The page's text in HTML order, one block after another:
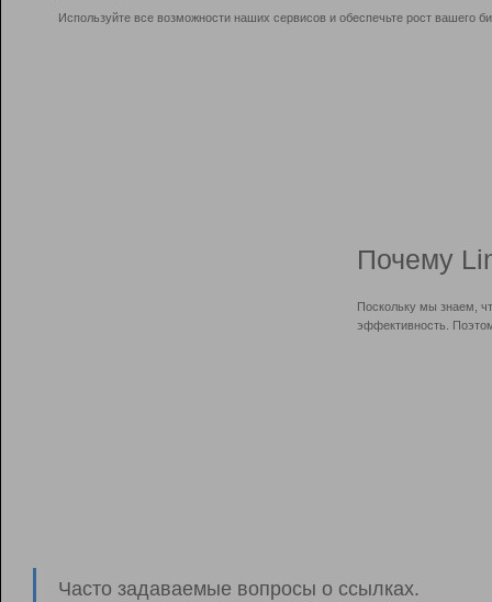
Используйте все возможности наших сервисов и обеспечьте рост вашего
Почему
Поскольку мы знаем,
эффективность.
Часто задаваемые вопросы о ссылках.